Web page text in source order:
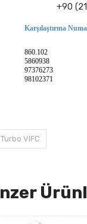
+90
Karşılaştırma
860.102
5860938
97376273
98102371
VIFC